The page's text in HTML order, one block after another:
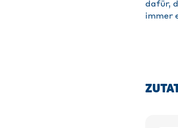
dafür,
immer